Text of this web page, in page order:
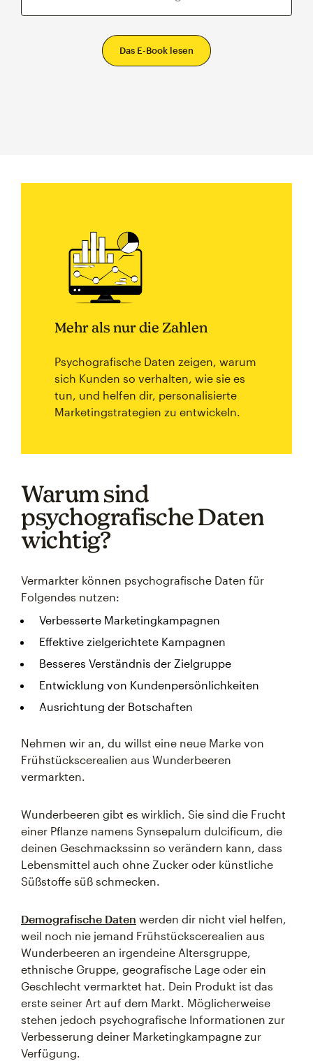
Mehr als nur die Zahlen
Psychografische Daten zeigen, warum
sich Kunden so verhalten, wie sie es
tun, und helfen dir, personalisierte
Marketingstrategien zu entwickeln.
Warum sind
psychografische Daten
wichtig?
Vermarkter können psychografische Daten für
Folgendes nutzen:
Verbesserte Marketingkampagnen
Effektive zielgerichtete Kampagnen
Besseres Verständnis der Zielgruppe
Entwicklung von Kundenpersönlichkeiten
Ausrichtung der Botschaften
Nehmen wir an, du willst eine neue Marke von
Frühstückscerealien aus Wunderbeeren
vermarkten.
Wunderbeeren gibt es wirklich. Sie sind die Frucht
einer Pflanze namens Synsepalum dulcificum, die
deinen Geschmackssinn so verändern kann, dass
Lebensmittel auch ohne Zucker oder künstliche
Süßstoffe süß schmecken.
Demografische Daten werden dir nicht viel helfen,
weil noch nie jemand Frühstückscerealien aus
Wunderbeeren an irgendeine Altersgruppe,
ethnische Gruppe, geografische Lage oder ein
Geschlecht vermarktet hat. Dein Produkt ist das
erste seiner Art auf dem Markt. Möglicherweise
stehen jedoch psychografische Informationen zur
Verbesserung deiner Marketingkampagne zur
Verfügung.